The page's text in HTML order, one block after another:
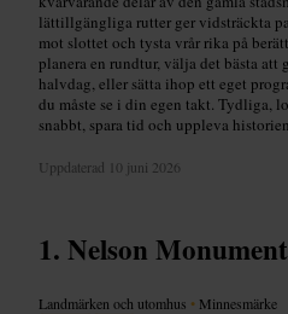
lättillgängliga rutter ger vidsträckta
mot slottet och tysta vrår rika på
planera en rundtur, välja det bästa att
halvdag, eller sätta ihop ett eget
du måste se i din egen takt. Tydliga,
snabbt, spara tid och uppleva
Uppdaterad 10 juni 2026
Nelson Monument
Landmärken och utomhus • Minnesmärke